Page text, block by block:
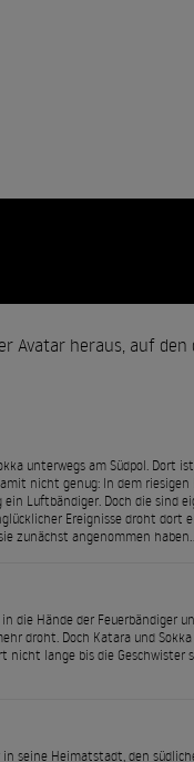
Avatar heraus, auf
unterwegs am Südpol. Dort
nicht genug: In dem
Luftbändiger. Doch die sind
Ereignisse droht
zunächst angenommen
die Hände der Feuerbändiger
droht. Doch Katara und
nicht lange bis die
seine Heimatstadt, den